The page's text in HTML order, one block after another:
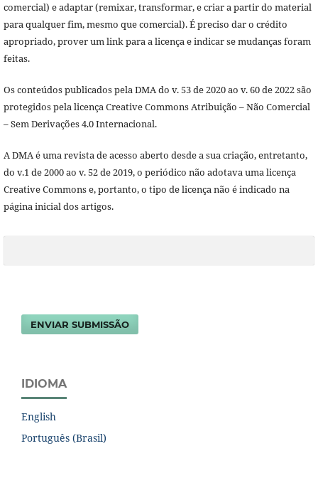
comercial) e adaptar (remixar, transformar, e criar a partir do material
para qualquer fim, mesmo que comercial). É preciso dar o crédito
apropriado, prover um link para a licença e indicar se mudanças foram
feitas.
Os conteúdos publicados pela DMA do v. 53 de 2020 ao v. 60 de 2022 são
protegidos pela licença Creative Commons Atribuição – Não Comercial
– Sem Derivações 4.0 Internacional.
A DMA é uma revista de acesso aberto desde a sua criação, entretanto,
do v.1 de 2000 ao v. 52 de 2019, o periódico não adotava uma licença
Creative Commons e, portanto, o tipo de licença não é indicado na
página inicial dos artigos.
ENVIAR SUBMISSÃO
IDIOMA
English
Português (Brasil)